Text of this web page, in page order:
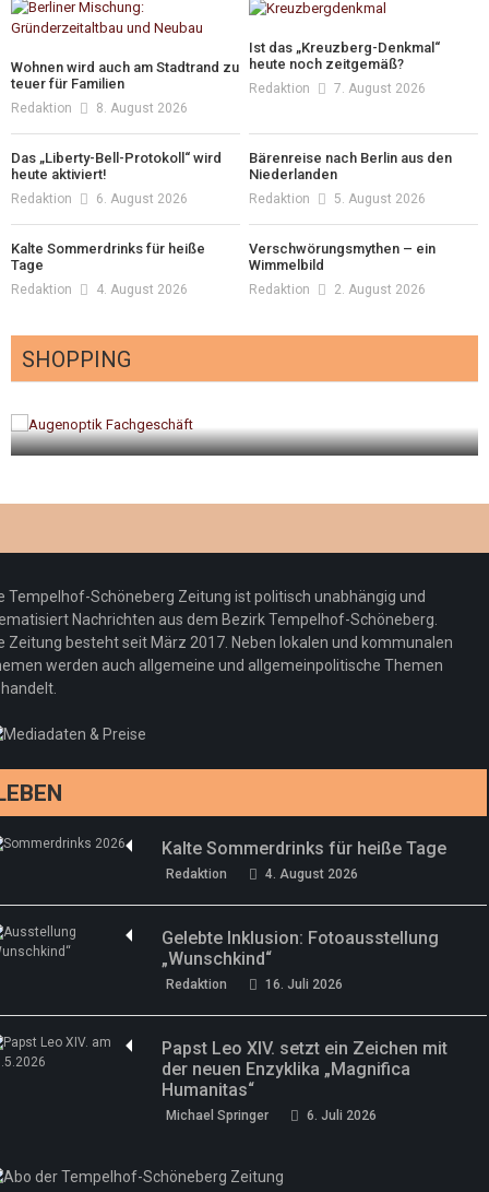
Wohnen wird auch am Stadtrand zu
teuer für Familien
Redaktion 8. August 2026
Ist das „Kreuzberg-Denkmal“
heute noch zeitgemäß?
Redaktion 7. August 2026
Das „Liberty-Bell-Protokoll“ wird
heute aktiviert!
Redaktion 6. August 2026
Bärenreise nach Berlin aus den
Niederlanden
Redaktion 5. August 2026
Kalte Sommerdrinks für heiße
Tage
Redaktion 4. August 2026
Verschwörungsmythen – ein
Wimmelbild
Redaktion 2. August 2026
SHOPPING
Redaktion 23. Juli 2026
Tempelhof-Schöneberg Zeitung ist politisch unabhängig und
Nachrichten aus dem Bezirk Tempelhof-Schöneberg.
Zeitung besteht seit März 2017. Neben lokalen und kommunalen
werden auch allgemeine und allgemeinpolitische Themen
Kalte Sommerdrinks für heiße Tage
Redaktion 4. August 2026
Gelebte Inklusion: Fotoausstellung
„Wunschkind“
Redaktion 16. Juli 2026
Papst Leo XIV. setzt ein Zeichen mit
der neuen Enzyklika „Magnifica
Humanitas“
Michael Springer 6. Juli 2026